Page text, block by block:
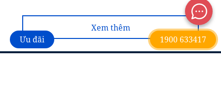
Xem thêm
Ưu đãi 1900 633417